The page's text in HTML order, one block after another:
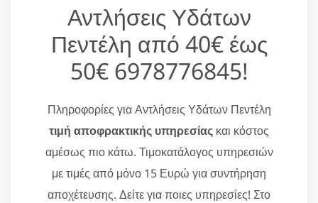
Αντλήσεις Υδάτων
Πεντέλη από 40€ έως
50€ 6978776845!
Πληροφορίες για Αντλήσεις Υδάτων Πεντέλη
τιμή αποφρακτικής υπηρεσίας και κόστος
αμέσως πιο κάτω. Τιμοκατάλογος υπηρεσιών
με τιμές από μόνο 15 Ευρώ για συντήρηση
αποχέτευσης. Δείτε για ποιες υπηρεσίες! Στο